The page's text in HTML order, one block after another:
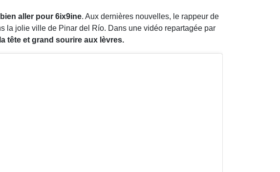
aller pour 6ix9ine. Aux dernières nouvelles, le rappeur de
la jolie ville de Pinar del Río. Dans une vidéo repartagée par
tête et grand sourire aux lèvres.